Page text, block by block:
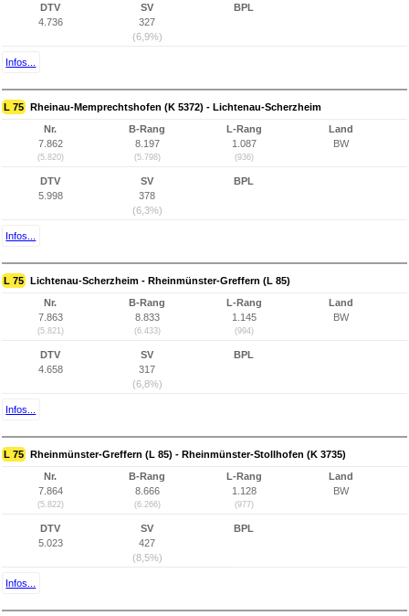
DTV
4.736
SV
327
(6,9%)
BPL
Infos...
L 75 Rheinau-Memprechtshofen (K 5372) - Lichtenau-Scherzheim
Nr.
7.862
(5.820)
B-Rang
8.197
(5.798)
L-Rang
1.087
(936)
Land
BW
DTV
5.998
SV
378
(6,3%)
BPL
Infos...
L 75 Lichtenau-Scherzheim - Rheinmünster-Greffern (L 85)
Nr.
7.863
(5.821)
B-Rang
8.833
(6.433)
L-Rang
1.145
(994)
Land
BW
DTV
4.658
SV
317
(6,8%)
BPL
Infos...
L 75 Rheinmünster-Greffern (L 85) - Rheinmünster-Stollhofen (K 3735)
Nr.
7.864
(5.822)
B-Rang
8.666
(6.266)
L-Rang
1.128
(977)
Land
BW
DTV
5.023
SV
427
(8,5%)
BPL
Infos...